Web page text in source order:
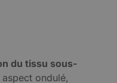
du tissu sous-
ondulé,